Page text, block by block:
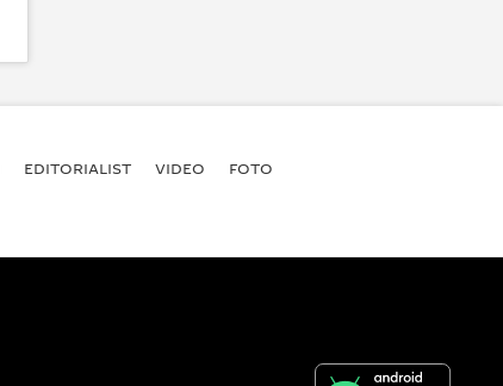
EDITORIALIST VIDEO FOTO